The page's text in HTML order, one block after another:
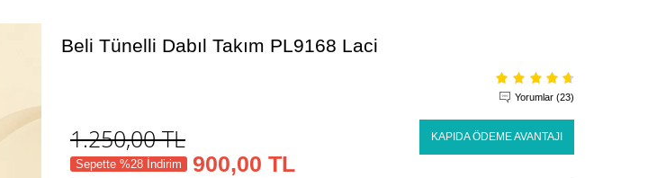
Beli Tünelli Dabıl Takım PL9168 Laci
Yorumlar (23)
1.250,00TL KAPIDA ÖDEME AVANTAJI
Sepette %28 İndirim 900,00 TL